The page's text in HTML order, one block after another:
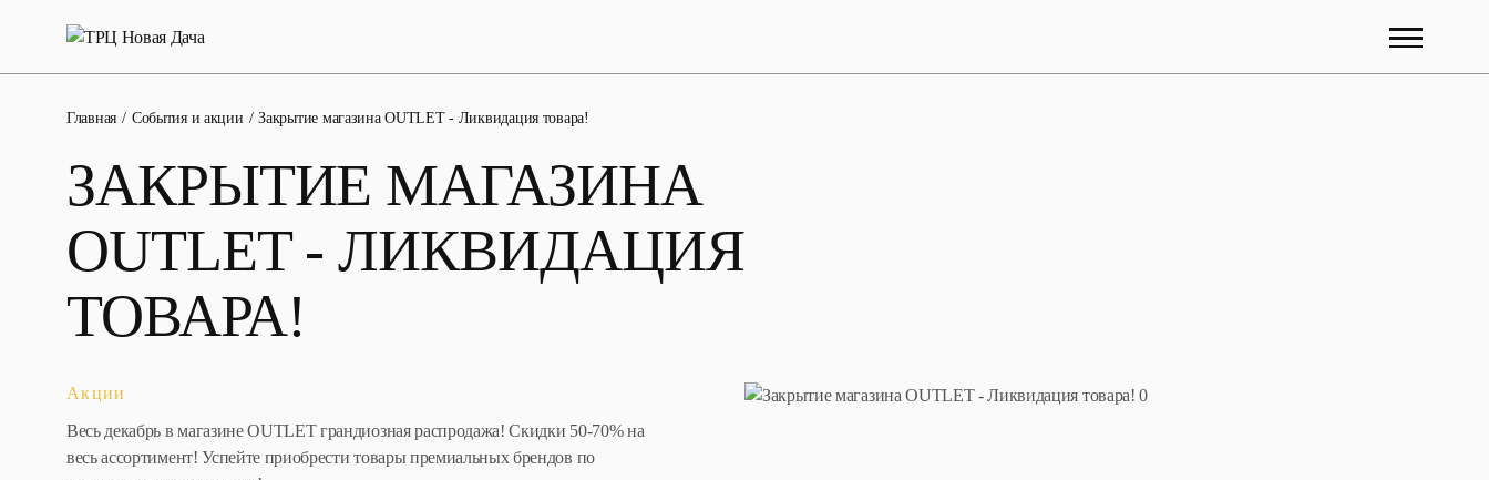
Главная События и акции Закрытие магазина OUTLET - Ликвидация товара!
ЗАКРЫТИЕ МАГАЗИНА
OUTLET - ЛИКВИДАЦИЯ
ТОВАРА!
Акции
Весь декабрь в магазине OUTLET грандиозная распродажа! Скидки 50-70% на
весь ассортимент! Успейте приобрести товары премиальных брендов по